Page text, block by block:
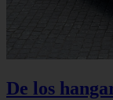
De los